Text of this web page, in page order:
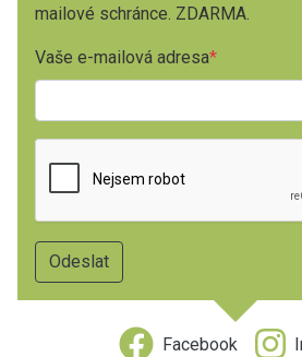
mailové schránce. ZDARMA.
Vaše e-mailová adresa
Facebook